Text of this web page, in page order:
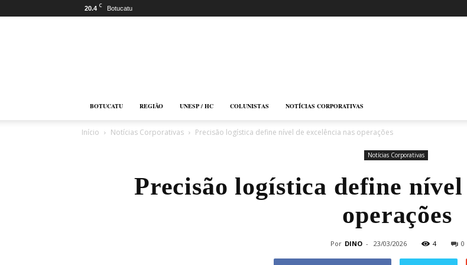
20.4 C Botucatu
BOTUCATU REGIÃO UNESP / HC COLUNISTAS NOTÍCIAS CORPORATIVAS
Início Notícias Corporativas Precisão logística define nível de excelência nas operações
Notícias Corporativas
Precisão logística define nível
operações
Por DINO - 23/03/2026 4 0